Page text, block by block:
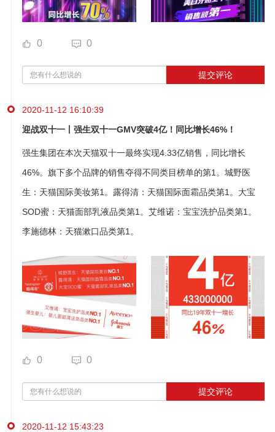
0 0
提交评论
2020-11-12 16:10:39
迎战双十一丨强生双十一GMV突破4亿！同比增长46%！
强生集团在本次天猫双十一最终实现4.33亿销售，同比增长
46%。旗下多个品牌的销售夺得不同类目榜单的第1。城野医
生：天猫国际美妆第1。露得清：天猫国际面霜品类第1。大宝
SOD蜜：天猫面部乳液品类第1。艾维诺：宝宝洗护品类第1。
李施德林：天猫漱口品类第1。
0 0
提交评论
2020-11-12 15:43:23